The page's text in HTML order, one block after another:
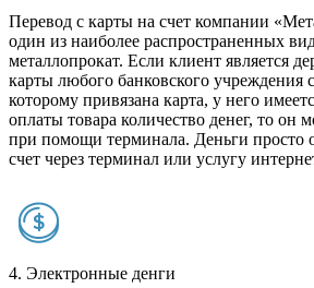
Перевод с карты на счет компании
один из наиболее распространенных
металлопрокат. Если клиент является
карты любого банковского учреждения
которому привязана карта, у него
оплаты товара количество денег, то он
при помощи терминала. Деньги просто
счет через терминал или услугу
4. Электронные денги